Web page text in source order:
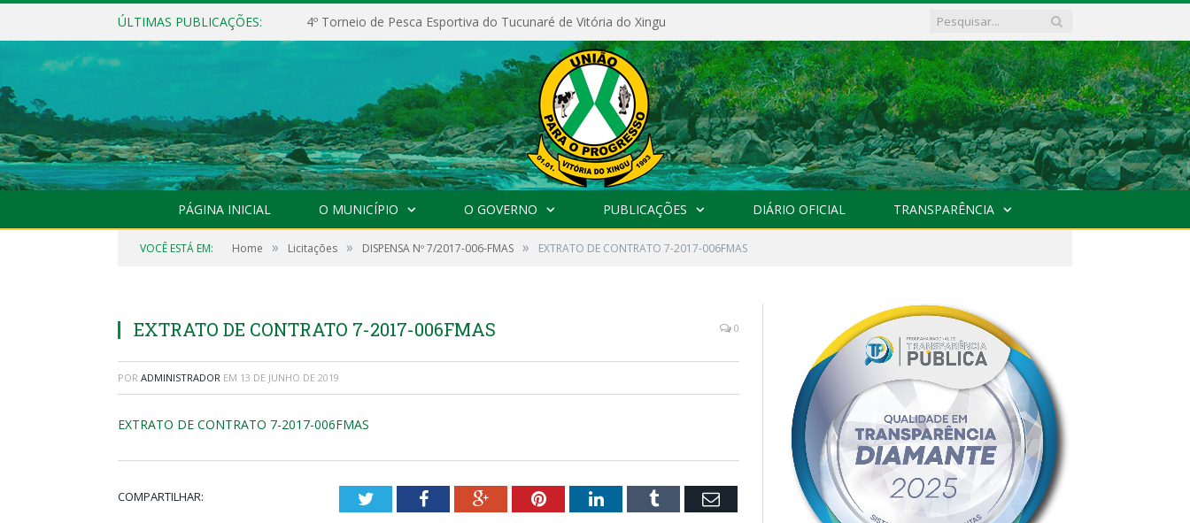
ÚLTIMAS PUBLICAÇÕES: 4º Torneio de Pesca Esportiva do Tucunaré de Vitória do Xingu
PÁGINA INICIAL O MUNICÍPIO O GOVERNO PUBLICAÇÕES DIÁRIO OFICIAL TRANSPARÊNCIA
VOCÊ ESTÁ EM: Home » Licitações » DISPENSA Nº 7/2017-006-FMAS » EXTRATO DE CONTRATO 7-2017-006FMAS
EXTRATO DE CONTRATO 7-2017-006FMAS 0
POR ADMINISTRADOR EM 13 DE JUNHO DE 2019
EXTRATO DE CONTRATO 7-2017-006FMAS
COMPARTILHAR: TwitterFacebookGoogle+PinterestLinkedInTumblr Email